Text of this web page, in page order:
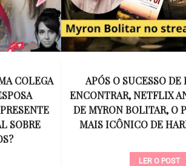
VOU TE
SÉRIE
COBEN
15 ANOS SEM AMY
INESQUECÍVEL QUE
MÚSICA E SE TORNOU
DE UMA
LER O POST